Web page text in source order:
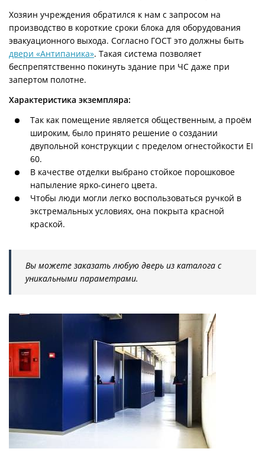
Хозяин учреждения обратился к нам с запросом на
производство в короткие сроки блока для оборудования
эвакуационного выхода. Согласно ГОСТ это должны быть
двери «Антипаника». Такая система позволяет
беспрепятственно покинуть здание при ЧС даже при
запертом полотне.
Характеристика экземпляра:
Так как помещение является общественным, а проём
широким, было принято решение о создании
двупольной конструкции с пределом огнестойкости EI
60.
В качестве отделки выбрано стойкое порошковое
напыление ярко-синего цвета.
Чтобы люди могли легко воспользоваться ручкой в
экстремальных условиях, она покрыта красной
краской.
Вы можете заказать любую дверь из каталога с
уникальными параметрами.